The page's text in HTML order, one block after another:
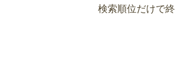
検索順位だけで